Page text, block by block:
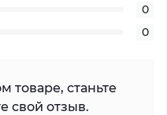
0
0
товаре, станьте
свой отзыв.